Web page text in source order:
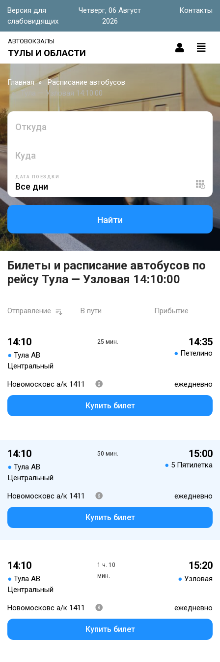
Версия для
слабовидящих
Четверг, 06 Август
2026
Контакты
АВТОВОКЗАЛЫ
ТУЛЫ И ОБЛАСТИ
Главная
Расписание автобусов
Тула — Узловая 14:10:00
Откуда
Куда
ДАТА ПОЕЗДКИ
Найти
Билеты и расписание автобусов по
рейсу Тула — Узловая 14:10:00
Отправление В пути Прибытие
14:10
● Тула АВ
Центральный
25 мин. 14:35
● Петелино
Новомосковс а/к 1411 ежедневно
Купить билет
14:10
● Тула АВ
Центральный
50 мин. 15:00
● 5 Пятилетка
Новомосковс а/к 1411 ежедневно
Купить билет
14:10
● Тула АВ
Центральный
1 ч. 10
мин.
15:20
● Узловая
Новомосковс а/к 1411 ежедневно
Купить билет